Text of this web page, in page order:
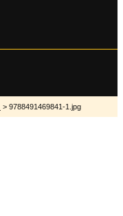
> 9788491469841-1.jpg